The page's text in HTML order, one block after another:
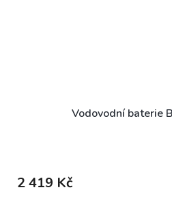
Vodovodní baterie
2 419 Kč